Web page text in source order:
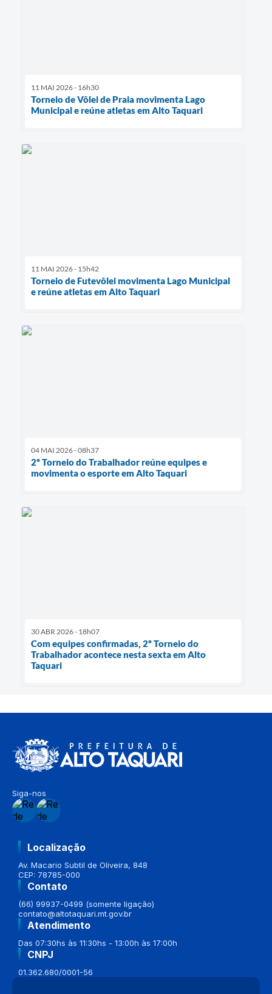
11 MAI 2026 - 16h30
Torneio de Vôlei de Praia movimenta Lago
Municipal e reúne atletas em Alto Taquari
11 MAI 2026 - 15h42
Torneio de Futevôlei movimenta Lago Municipal
e reúne atletas em Alto Taquari
04 MAI 2026 - 08h37
2º Torneio do Trabalhador reúne equipes e
movimenta o esporte em Alto Taquari
30 ABR 2026 - 18h07
Com equipes confirmadas, 2º Torneio do
Trabalhador acontece nesta sexta em Alto
Taquari
Siga-nos
Localização
Av. Macario Subtil de Oliveira, 848
CEP: 78785-000
Contato
(66) 99937-0499 (somente ligação)
contato@altotaquari.mt.gov.br
Atendimento
Das 07:30hs às 11:30hs - 13:00h às 17:00h
CNPJ
01.362.680/0001-56